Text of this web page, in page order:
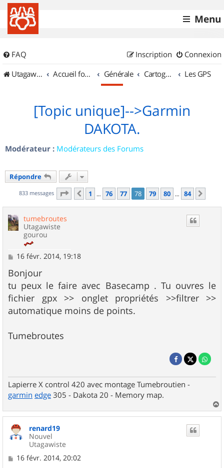
Menu
FAQ Connexion
Inscription
UtagawaVTT (Randos VTT et VTTAE avec traces GPS)
Accueil forum Générale Cartographie et GPS Les GPS
[Topic unique]-->Garmin
DAKOTA.
Modérateur : Modérateurs des Forums
Répondre
833 messages Page 78 sur84
Précédent
1 … 76 77 78 79 80 … 84
tumebroutes
Utagawiste
gourou
M
s
s
a
g
e
16 févr. 2014, 19:18
Bonjour
tu peux le faire avec Basecamp . Tu ouvres le
fichier gpx >> onglet propriétés >>filtrer >>
automatique moins de points.
Tumebroutes
Lapierre X control 420 avec montage Tumebroutien -
garmin edge 305 - Dakota 20 - Memory map.
a
u
renard19
Nouvel
Utagawiste
M16 févr. 2014, 20:02